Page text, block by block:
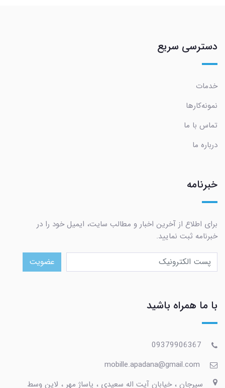
دسترسی سریع
خدمات
نمونه‌کارها
تماس با ما
درباره ما
خبرنامه
برای اطلاع از آخرین اخبار و مطالب سایت، ایمیل خود را در
خبرنامه ثبت نمایید.
عضویت
با ما همراه باشید
09379906367
mobille.apadana@gmail.com
سیرجان ، خیابان آیت اله سعیدی ، پاساژ مهر ، لاین وسط